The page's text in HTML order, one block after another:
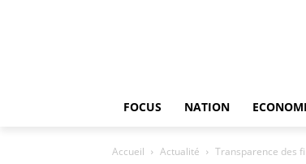
FOCUS NATION
Accueil Actualité Transparence des